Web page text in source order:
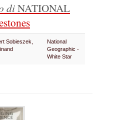
diNATIONAL
Sobieszek,
National
Geographic -
White Star